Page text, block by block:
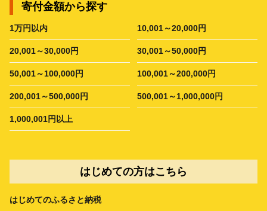
寄付金額から探す
1万円以内 10,001～20,000円
20,001～30,000円 30,001～50,000円
50,001～100,000円 100,001～200,000円
200,001～500,000円 500,001～1,000,000円
1,000,001円以上
はじめての方はこちら
はじめてのふるさと納税